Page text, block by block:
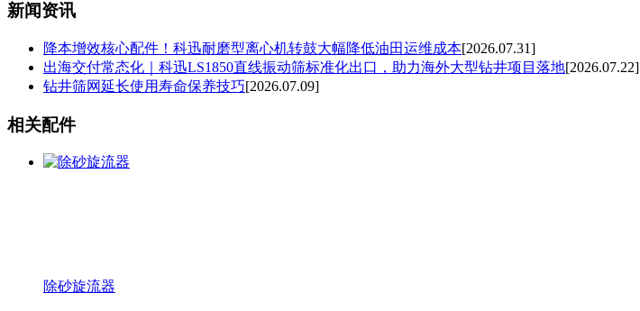
新闻资讯
降本增效核心配件！科迅耐磨型离心机转鼓大幅降低油田运维成本[2026.07.31]
出海交付常态化｜科迅LS1850直线振动筛标准化出口，助力海外大型钻井项目落地[2026.07.22]
钻井筛网延长使用寿命保养技巧[2026.07.09]
相关配件
除砂旋流器